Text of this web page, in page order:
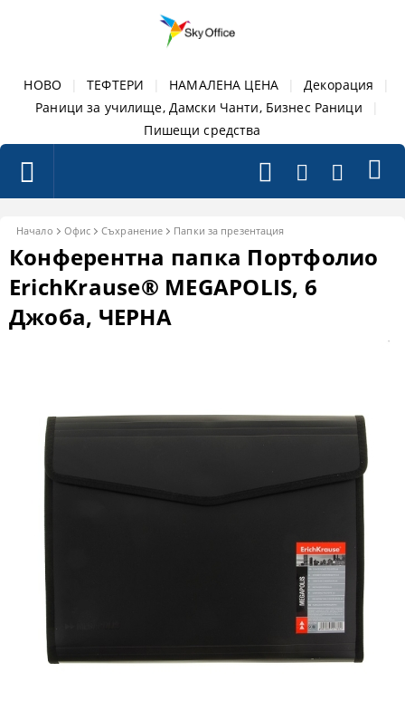
НОВО ТЕФТЕРИ НАМАЛЕНА ЦЕНА Декорация
Раници за училище, Дамски Чанти, Бизнес Раници
Пишещи средства
Начало Офис Съхранение Папки за презентация
Конферентна папка Портфолио
ErichKrause® MEGAPOLIS, 6
Джоба, ЧЕРНА